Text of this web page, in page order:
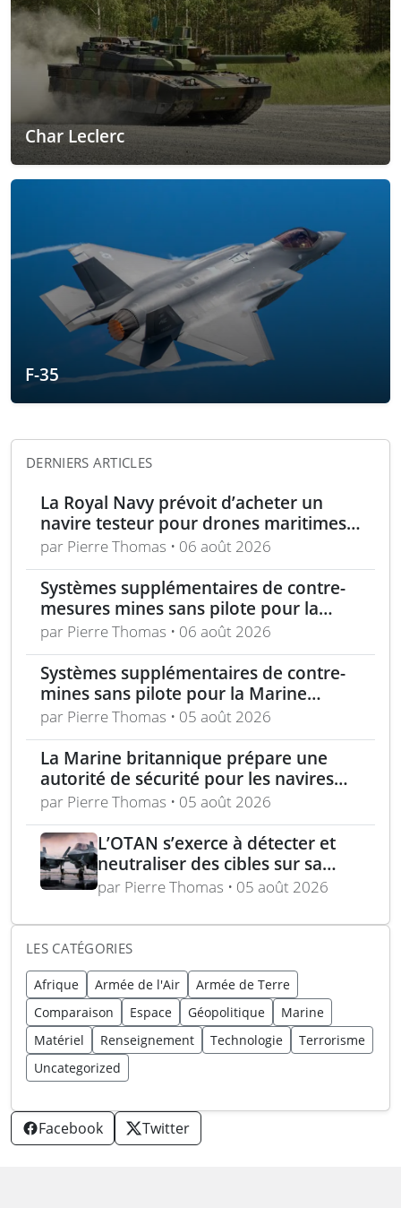
Char Leclerc
F-35
DERNIERS ARTICLES
La Royal Navy prévoit d’acheter un
navire testeur pour drones maritimes
polyvalents
par Pierre Thomas • 06 août 2026
Systèmes supplémentaires de contre-
mesures mines sans pilote pour la
Marine française
par Pierre Thomas • 06 août 2026
Systèmes supplémentaires de contre-
mines sans pilote pour la Marine
nationale française
par Pierre Thomas • 05 août 2026
La Marine britannique prépare une
autorité de sécurité pour les navires
autonomes maritime
par Pierre Thomas • 05 août 2026
L’OTAN s’exerce à détecter et
neutraliser des cibles sur sa
frontière orientale
par Pierre Thomas • 05 août 2026
LES CATÉGORIES
Afrique Armée de l'Air
Armée de Terre
Comparaison
Espace Géopolitique
Marine
Matériel
Renseignement Technologie
Terrorisme
Uncategorized
Facebook Twitter